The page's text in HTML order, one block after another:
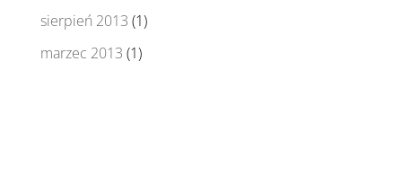
sierpień 2013 (1)
marzec 2013 (1)